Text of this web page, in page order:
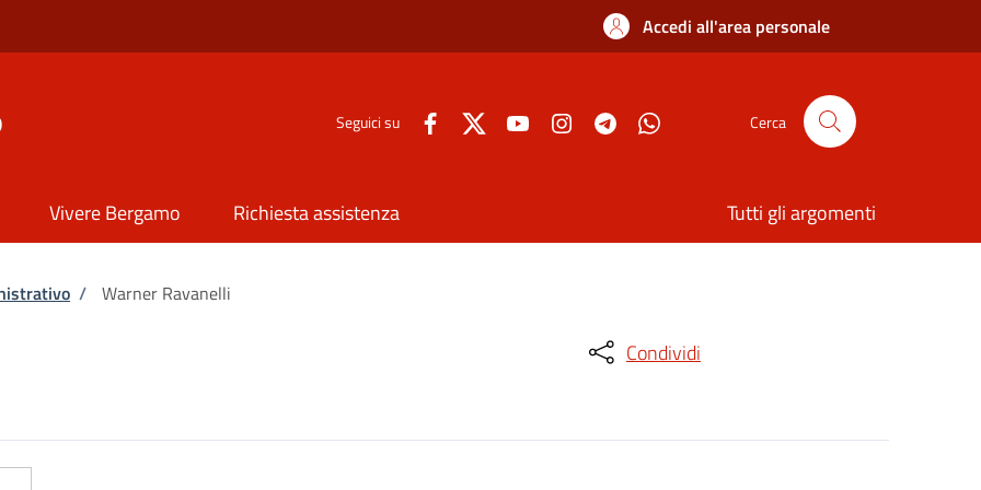
Accedi all'area personale
Seguici su Cerca
Vivere Bergamo Richiesta assistenza Tutti gli argomenti
/ Warner Ravanelli
Condividi